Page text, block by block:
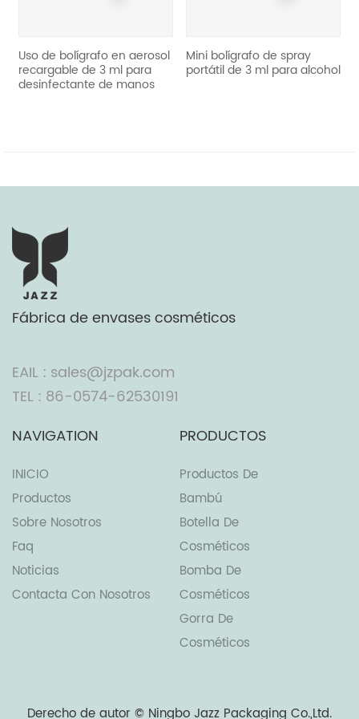
Uso de bolígrafo en aerosol
recargable de 3 ml para
desinfectante de manos
Mini bolígrafo de spray
portátil de 3 ml para alcohol
Fábrica de envases cosméticos
EAIL : sales@jzpak.com
TEL : 86-0574-62530191
NAVIGATION
INICIO
Productos
Sobre Nosotros
Faq
Noticias
Contacta Con Nosotros
PRODUCTOS
Productos De
Bambú
Botella De
Cosméticos
Bomba De
Cosméticos
Gorra De
Cosméticos
Derecho de autor © Ningbo Jazz Packaging Co.,Ltd.